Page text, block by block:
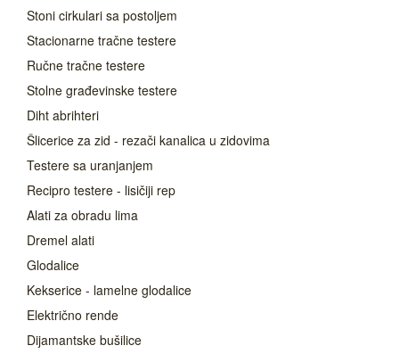
Stoni cirkulari sa postoljem
Stacionarne tračne testere
Ručne tračne testere
Stolne građevinske testere
Diht abrihteri
Šlicerice za zid - rezači kanalica u zidovima
Testere sa uranjanjem
Recipro testere - lisičiji rep
Alati za obradu lima
Dremel alati
Glodalice
Kekserice - lamelne glodalice
Električno rende
Dijamantske bušilice